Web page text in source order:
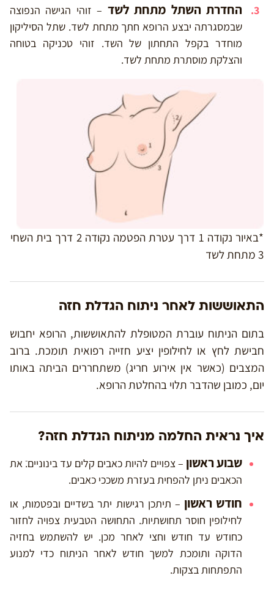
החדרת השתל מתחת לשד – זוהי הגישה הנפוצה
שבמסגרתה יבצע הרופא חתך מתחת לשד. שתל הסיליקון
מוחדר בקפל התחתון של השד. זוהי טכניקה בטוחה
והצלקת מוסתרת מתחת לשד.
*באיור נקודה 1 דרך עטרת הפטמה נקודה 2 דרך בית השחי
3 מתחת לשד
התאוששות לאחר ניתוח הגדלת חזה
בתום הניתוח עוברת המטופלת להתאוששות, הרופא יחבוש
חבישת לחץ או לחילופין יציע חזייה רפואית תומכת. ברוב
המצבים (כאשר אין אירוע חריג) משתחררים הביתה באותו
יום, כמובן שהדבר תלוי בהחלטת הרופא.
איך נראית החלמה מניתוח הגדלת חזה?
שבוע ראשון – צפויים להיות כאבים קלים עד בינוניים.ֿ את
הכאבים ניתן להפחית בעזרת משככי כאבים.
חודש ראשון – תיתכן רגישות יתר בשדיים ובפטמות, או
לחילופין חוסר תחושתיות. התחושה הטבעית צפויה לחזור
כחודש עד חודש וחצי לאחר מכן. יש להשתמש בחזיה
הדוקה ותומכת למשך חודש לאחר הניתוח כדי למנוע
התפתחות בצקות.